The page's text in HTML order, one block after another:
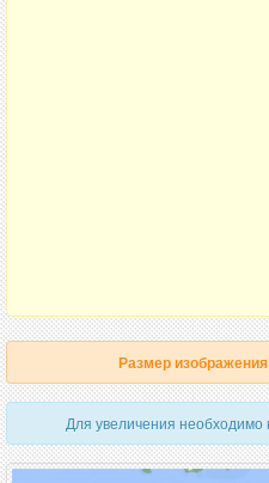
Размер
Для увеличения необходимо